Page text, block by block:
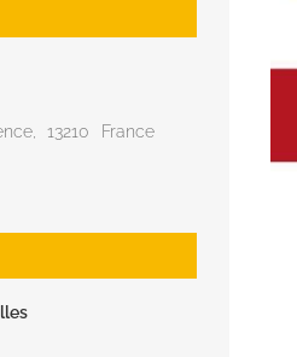
, 13210
France